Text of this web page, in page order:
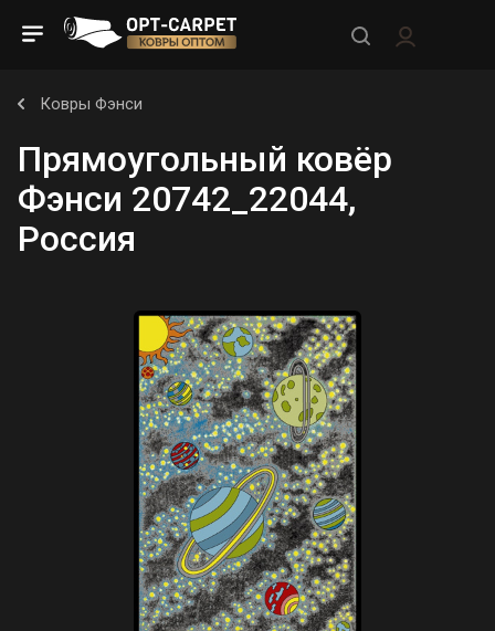
Ковры Фэнси
Прямоугольный ковёр
Фэнси 20742_22044,
Россия